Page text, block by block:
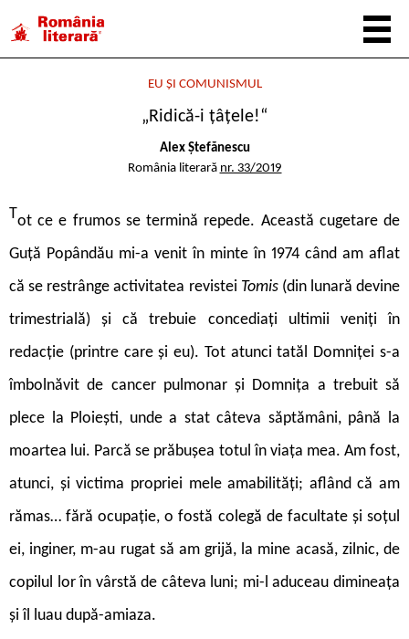
EU ȘI COMUNISMUL
„Ridică-i țâțele!“
Alex Ștefănescu
România literară nr. 33/2019
Tot ce e frumos se termină repede. Această cugetare de
Guță Popândău mi-a venit în minte în 1974 când am aflat
că se restrânge activitatea revistei Tomis (din lunară devine
trimestrială) și că trebuie concediați ultimii veniți în
redacție (printre care și eu). Tot atunci tatăl Domniței s-a
îmbolnăvit de cancer pulmonar și Domnița a trebuit să
plece la Ploiești, unde a stat câteva săptămâni, până la
moartea lui. Parcă se prăbușea totul în viața mea. Am fost,
atunci, și victima propriei mele amabilități; aflând că am
rămas… fără ocupație, o fostă colegă de facultate și soțul
ei, inginer, m-au rugat să am grijă, la mine acasă, zilnic, de
copilul lor în vârstă de câteva luni; mi-l aduceau dimineața
și îl luau după-amiaza.